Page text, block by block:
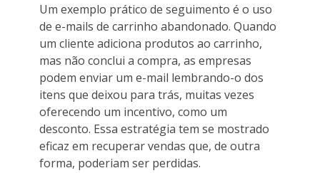
Um exemplo prático de seguimento é o uso
de e-mails de carrinho abandonado. Quando
um cliente adiciona produtos ao carrinho,
mas não conclui a compra, as empresas
podem enviar um e-mail lembrando-o dos
itens que deixou para trás, muitas vezes
oferecendo um incentivo, como um
desconto. Essa estratégia tem se mostrado
eficaz em recuperar vendas que, de outra
forma, poderiam ser perdidas.